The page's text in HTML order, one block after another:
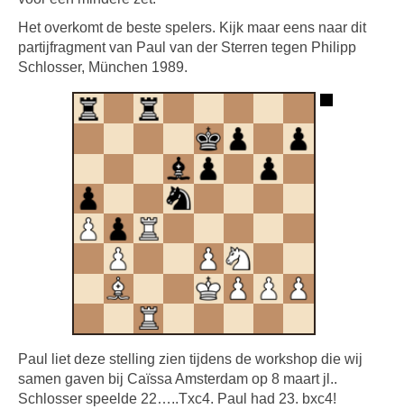
Het overkomt de beste spelers. Kijk maar eens naar dit
partijfragment van Paul van der Sterren tegen Philipp
Schlosser, München 1989.
Paul liet deze stelling zien tijdens de workshop die wij
samen gaven bij Caïssa Amsterdam op 8 maart jl..
Schlosser speelde 22…..Txc4. Paul had 23. bxc4!